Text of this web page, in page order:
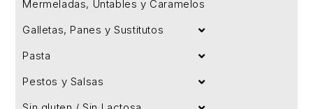
Mermeladas, Untables y Caramelos
Galletas, Panes y Sustitutos
Pasta
Pestos y Salsas